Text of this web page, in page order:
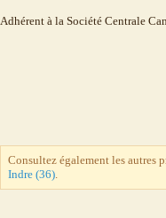
Adhérent à la Société Centrale
Consultez également les autres
Indre (36).